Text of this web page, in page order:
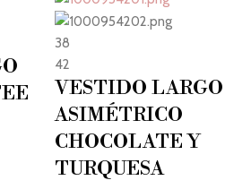
38
42
VESTIDO LARGO
ASIMÉTRICO
CHOCOLATE Y
TURQUESA